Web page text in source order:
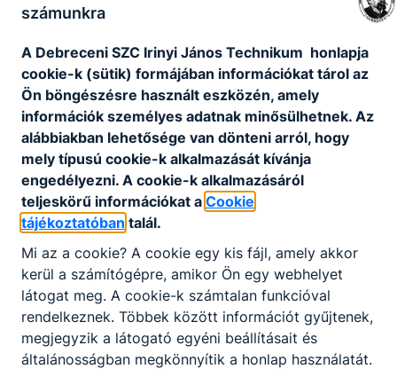
Letöltés
Közösségi szolgálati napló
jelentkezési lap - iskolai közösségi szolgálatra
Letöltés
Partnereink
számunkra
A Debreceni SZC Irinyi János Technikum honlapja
cookie-k (sütik) formájában információkat tárol az
Ön böngészésre használt eszközén, amely
információk személyes adatnak minősülhetnek. Az
alábbiakban lehetősége van dönteni arról, hogy
mely típusú cookie-k alkalmazását kívánja
engedélyezni. A cookie-k alkalmazásáról
teljeskörű információkat a Cookie
tájékoztatóban talál.
Mi az a cookie? A cookie egy kis fájl, amely akkor
kerül a számítógépre, amikor Ön egy webhelyet
látogat meg. A cookie-k számtalan funkcióval
rendelkeznek. Többek között információt gyűjtenek,
megjegyzik a látogató egyéni beállításait és
általánosságban megkönnyítik a honlap használatát.